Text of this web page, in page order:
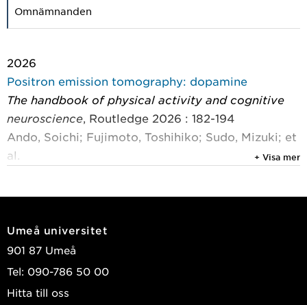
Omnämnanden
2026
Positron emission tomography: dopamine
The handbook of physical activity and cognitive
neuroscience , Routledge 2026 : 182-194
Ando, Soichi; Fujimoto, Toshihiko; Sudo, Mizuki; et
al.
Journal of Affective Disorders
408
Hudhud, Lina; Haney, Michael; Petrovic, Predrag;
et al.
+ Visa mer
Umeå universitet
901 87 Umeå
Tel: 090-786 50 00
Hitta till oss